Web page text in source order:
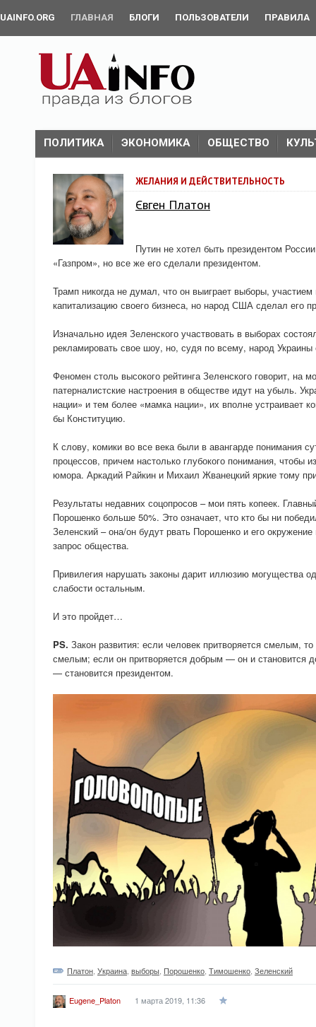
UAINFO.ORG ГЛАВНАЯ БЛОГИ ПОЛЬЗОВАТЕЛИ ПРАВИЛА
ПОЛИТИКА ЭКОНОМИКА ОБЩЕСТВО
ЖЕЛАНИЯ И ДЕЙСТВИТЕЛЬНОСТЬ
Євген Платон
Путин не хотел быть президентом
«Газпром», но все же его сделали президентом.
Трамп никогда не думал, что он выиграет выборы,
капитализацию своего бизнеса, но народ США сделал его
Изначально идея Зеленского участвовать в выборах
рекламировать свое шоу, но, судя по всему, народ Украины
Феномен столь высокого рейтинга Зеленского говорит, на
патерналистские настроения в обществе идут на убыль.
нации» и тем более «мамка нации», их вполне устраивает
бы Конституцию.
К слову, комики во все века были в авангарде понимания
процессов, причем настолько глубокого понимания, чтобы
юмора. Аркадий Райкин и Михаил Жванецкий яркие тому
Результаты недавних соцопросов – мои пять копеек.
Порошенко больше 50%. Это означает, что кто бы ни
Зеленский – она/он будут рвать Порошенко и его
запрос общества.
Привилегия нарушать законы дарит иллюзию могущества
слабости остальным.
И это пройдет…
PS. Закон развития: если человек притворяется смелым,
смелым; если он притворяется добрым — он и становится
— становится президентом.
Платон Украина выборы Порошенко Тимошенко Зеленский
Eugene_Platon 1 марта 2019, 11:36